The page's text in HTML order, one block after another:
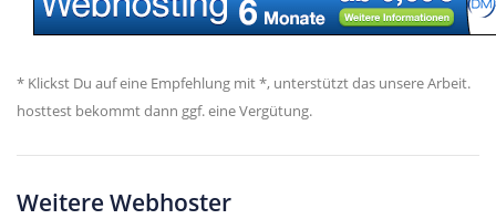
* Klickst Du auf eine Empfehlung mit *, unterstützt das unsere Arbeit.
hosttest bekommt dann ggf. eine Vergütung.
Weitere Webhoster